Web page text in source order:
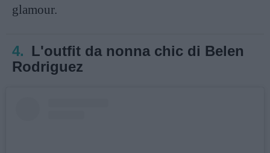
glamour.
4. L'outfit da nonna chic di Belen
Rodriguez